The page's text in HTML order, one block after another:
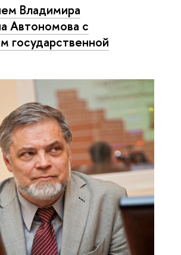
Владимира
Автономова с
государственной